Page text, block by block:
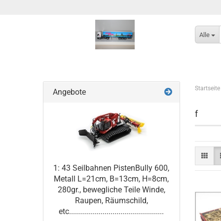
Alle
Startseite
f
Angebote
1: 43 Seilbahnen PistenBully 600,
Metall L=21cm, B=13cm, H=8cm,
280gr., bewegliche Teile Winde,
Raupen, Räumschild,
etc................................................